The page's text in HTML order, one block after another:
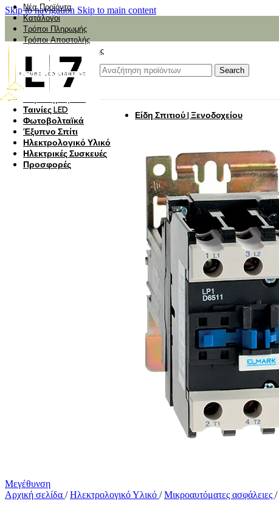
Skip to navigation Skip to main content
Νέα Προϊόντα
Κατάλογοι
Τρόποι Πληρωμής
Τρόποι Αποστολής
Αναζήτηση Αποστολής
Αξιολόγηση
Search
Φωτιστικά
Φωτιστικά Κήπου
Πάνελ Οροφής
Ταινίες LED
Φωτοβολταϊκά
Έξυπνο Σπίτι
Ηλεκτρολογικό Υλικό
Ηλεκτρικές Συσκευές
Προσφορές
Είδη Σπιτιού | Ξενοδοχείου
Μεγέθυνση
Αρχική σελίδα / Ηλεκτρολογικό Υλικό / Μικροαυτόματες ασφάλειες /